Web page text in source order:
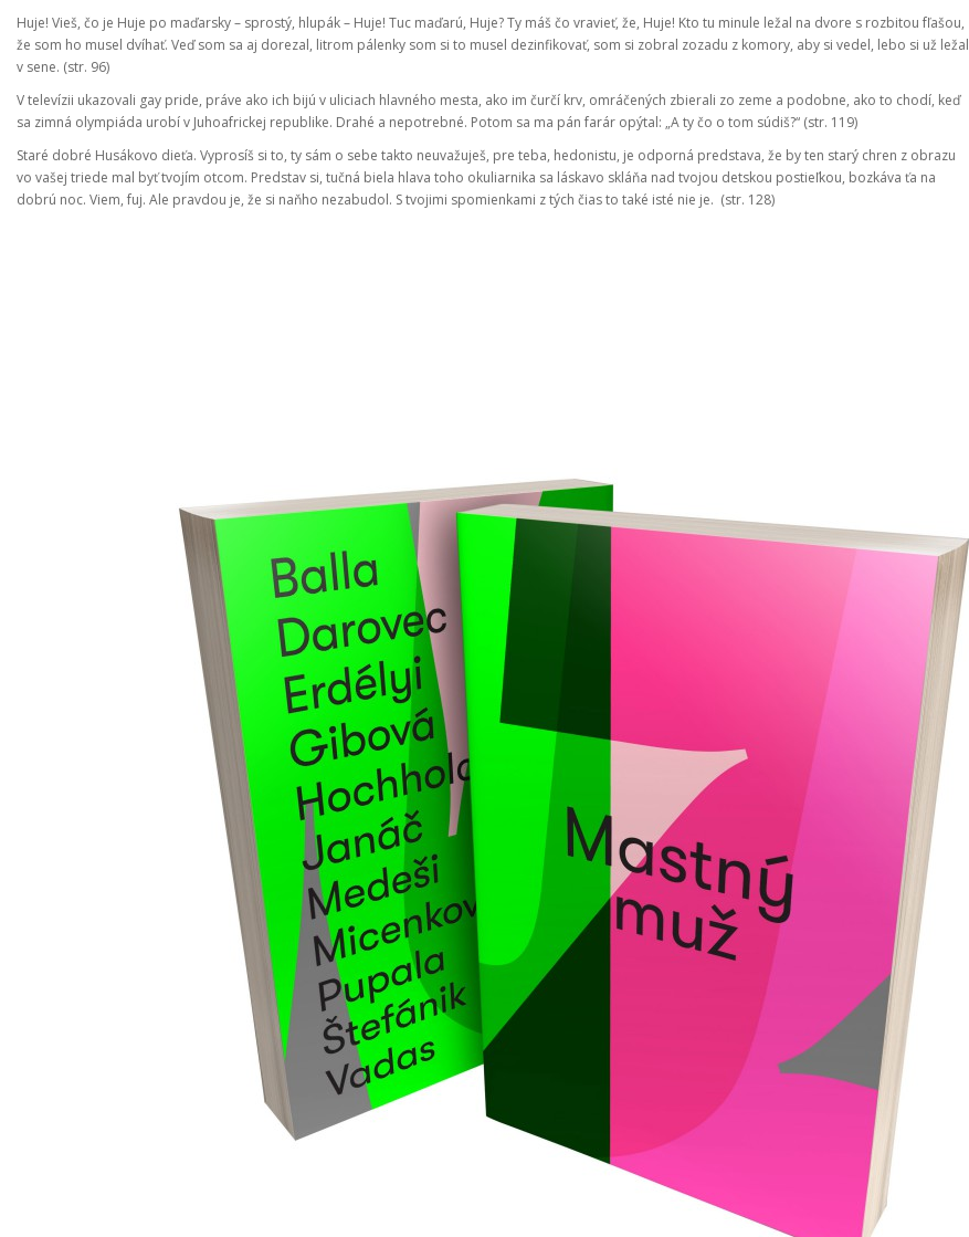
Huje! Vieš, čo je Huje po maďarsky – sprostý, hlupák – Huje! Tuc maďarú, Huje? Ty máš čo vravieť, že, Huje! Kto tu minule ležal na dvore s rozbitou fľašou,
že som ho musel dvíhať. Veď som sa aj dorezal, litrom pálenky som si to musel dezinfikovať, som si zobral zozadu z komory, aby si vedel, lebo si už ležal
v sene. (str. 96)
V televízii ukazovali gay pride, práve ako ich bijú v uliciach hlavného mesta, ako im čurčí krv, omráčených zbierali zo zeme a podobne, ako to chodí, keď
sa zimná olympiáda urobí v Juhoafrickej republike. Drahé a nepotrebné. Potom sa ma pán farár opýtal: „A ty čo o tom súdiš?“ (str. 119)
Staré dobré Husákovo dieťa. Vyprosíš si to, ty sám o sebe takto neuvažuješ, pre teba, hedonistu, je odporná predstava, že by ten starý chren z obrazu
vo vašej triede mal byť tvojím otcom. Predstav si, tučná biela hlava toho okuliarnika sa láskavo skláňa nad tvojou detskou postieľkou, bozkáva ťa na
dobrú noc. Viem, fuj. Ale pravdou je, že si naňho nezabudol. S tvojimi spomienkami z tých čias to také isté nie je. (str. 128)